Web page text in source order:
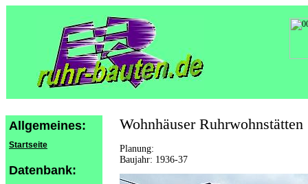
Allgemeines:
Startseite
Datenbank:
Wohnhäuser Ruhrwohnstätten
Planung:
Baujahr: 1936-37